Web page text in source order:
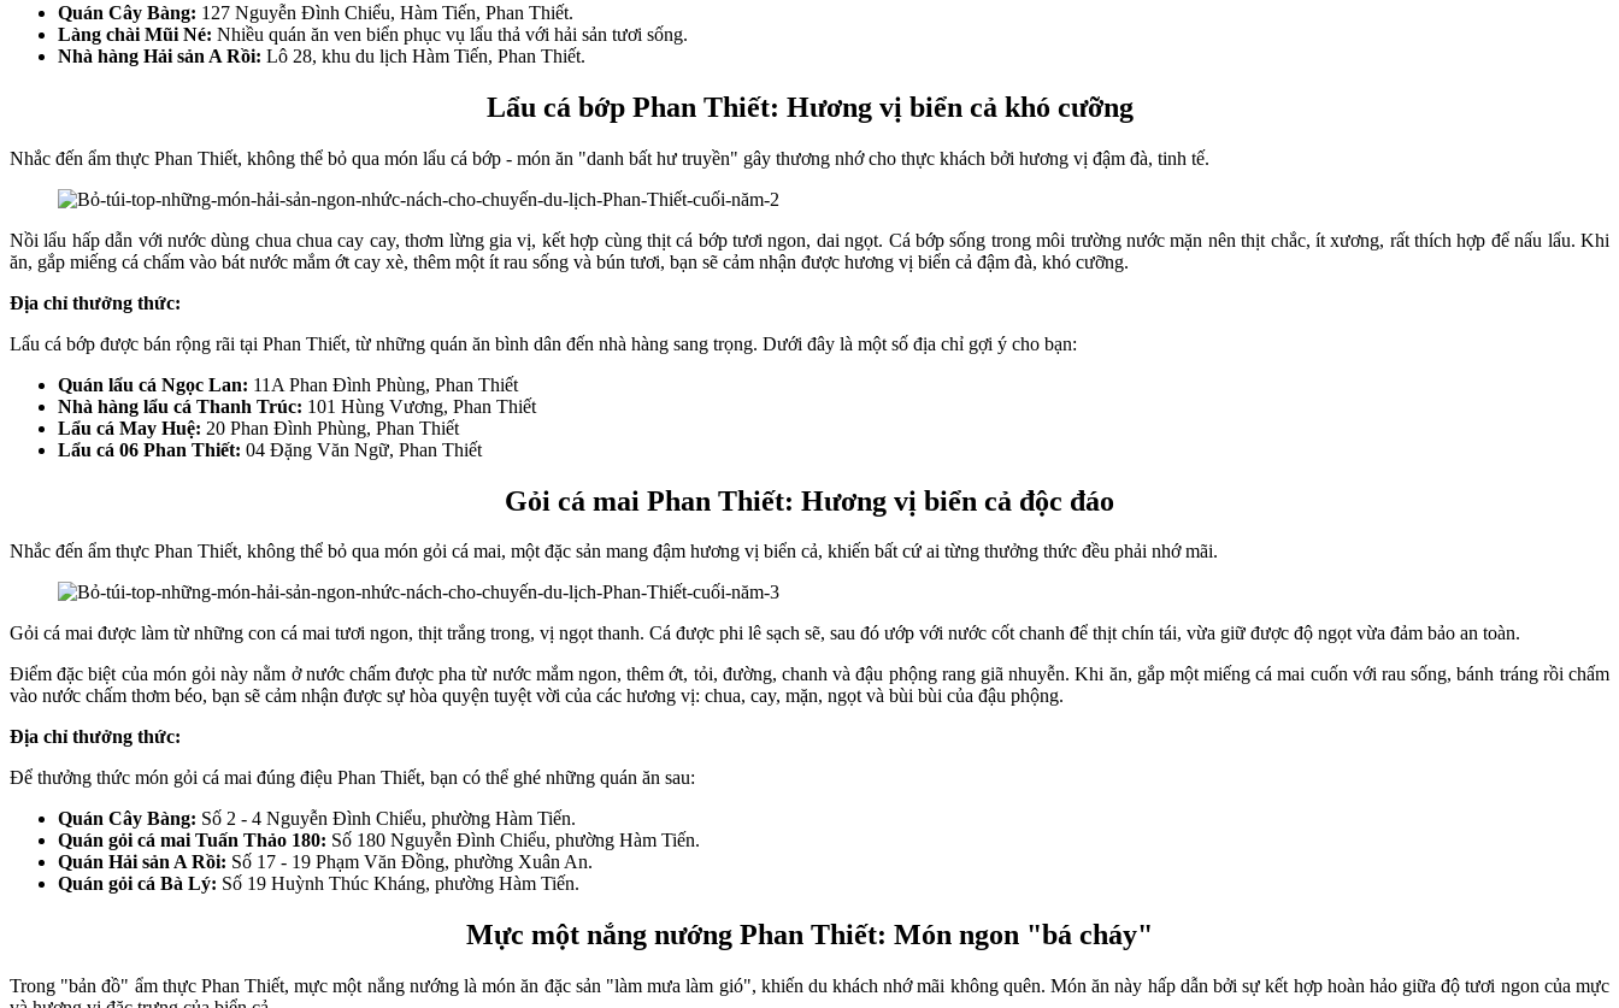
Quán Cây Bàng: 127 Nguyễn Đình Chiểu, Hàm Tiến, Phan Thiết.
Làng chài Mũi Né: Nhiều quán ăn ven biển phục vụ lẩu thả với hải sản tươi sống.
Nhà hàng Hải sản A Rồi: Lô 28, khu du lịch Hàm Tiến, Phan Thiết.
Lẩu cá bớp Phan Thiết: Hương vị biển cả khó cưỡng
Nhắc đến ẩm thực Phan Thiết, không thể bỏ qua món lẩu cá bớp - món ăn "danh bất hư truyền" gây thương nhớ cho thực khách bởi hương vị đậm đà, tinh tế.
Nồi lẩu hấp dẫn với nước dùng chua chua cay cay, thơm lừng gia vị, kết hợp cùng thịt cá bớp tươi ngon, dai ngọt. Cá bớp sống trong môi trường nước mặn nên thịt chắc, ít xương, rất thích hợp để nấu lẩu. Khi
ăn, gắp miếng cá chấm vào bát nước mắm ớt cay xè, thêm một ít rau sống và bún tươi, bạn sẽ cảm nhận được hương vị biển cả đậm đà, khó cưỡng.
Địa chỉ thưởng thức:
Lẩu cá bớp được bán rộng rãi tại Phan Thiết, từ những quán ăn bình dân đến nhà hàng sang trọng. Dưới đây là một số địa chỉ gợi ý cho bạn:
Quán lẩu cá Ngọc Lan: 11A Phan Đình Phùng, Phan Thiết
Nhà hàng lẩu cá Thanh Trúc: 101 Hùng Vương, Phan Thiết
Lẩu cá May Huệ: 20 Phan Đình Phùng, Phan Thiết
Lẩu cá 06 Phan Thiết: 04 Đặng Văn Ngữ, Phan Thiết
Gỏi cá mai Phan Thiết: Hương vị biển cả độc đáo
Nhắc đến ẩm thực Phan Thiết, không thể bỏ qua món gỏi cá mai, một đặc sản mang đậm hương vị biển cả, khiến bất cứ ai từng thưởng thức đều phải nhớ mãi.
Gỏi cá mai được làm từ những con cá mai tươi ngon, thịt trắng trong, vị ngọt thanh. Cá được phi lê sạch sẽ, sau đó ướp với nước cốt chanh để thịt chín tái, vừa giữ được độ ngọt vừa đảm bảo an toàn.
Điểm đặc biệt của món gỏi này nằm ở nước chấm được pha từ nước mắm ngon, thêm ớt, tỏi, đường, chanh và đậu phộng rang giã nhuyễn. Khi ăn, gắp một miếng cá mai cuốn với rau sống, bánh tráng rồi chấm
vào nước chấm thơm béo, bạn sẽ cảm nhận được sự hòa quyện tuyệt vời của các hương vị: chua, cay, mặn, ngọt và bùi bùi của đậu phộng.
Địa chỉ thưởng thức:
Để thưởng thức món gỏi cá mai đúng điệu Phan Thiết, bạn có thể ghé những quán ăn sau:
Quán Cây Bàng: Số 2 - 4 Nguyễn Đình Chiểu, phường Hàm Tiến.
Quán gỏi cá mai Tuấn Thảo 180: Số 180 Nguyễn Đình Chiểu, phường Hàm Tiến.
Quán Hải sản A Rồi: Số 17 - 19 Phạm Văn Đồng, phường Xuân An.
Quán gỏi cá Bà Lý: Số 19 Huỳnh Thúc Kháng, phường Hàm Tiến.
Mực một nắng nướng Phan Thiết: Món ngon "bá cháy"
Trong "bản đồ" ẩm thực Phan Thiết, mực một nắng nướng là món ăn đặc sản "làm mưa làm gió", khiến du khách nhớ mãi không quên. Món ăn này hấp dẫn bởi sự kết hợp hoàn hảo giữa độ tươi ngon của mực